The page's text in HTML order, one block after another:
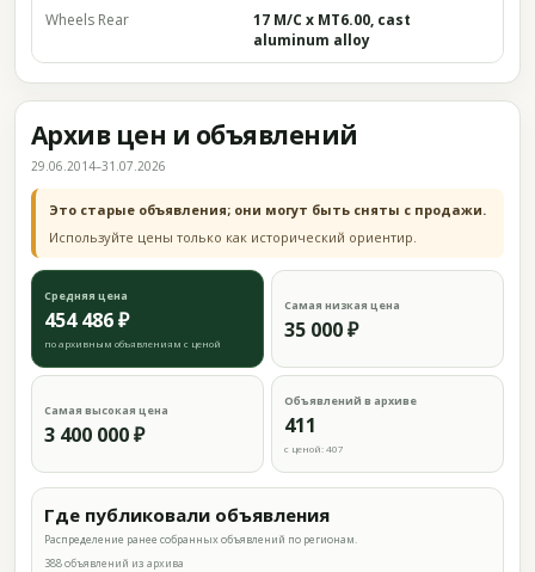
Wheels Rear
17 M/C x MT6.00, cast
aluminum alloy
Архив цен и объявлений
29.06.2014–31.07.2026
Это старые объявления; они могут быть сняты с продажи.
Используйте цены только как исторический ориентир.
Средняя цена
454 486 ₽
по архивным объявлениям с ценой
Самая низкая цена
35 000 ₽
Самая высокая цена
3 400 000 ₽
Объявлений в архиве
411
с ценой: 407
Где публиковали объявления
Распределение ранее собранных объявлений по регионам.
388 объявлений из архива